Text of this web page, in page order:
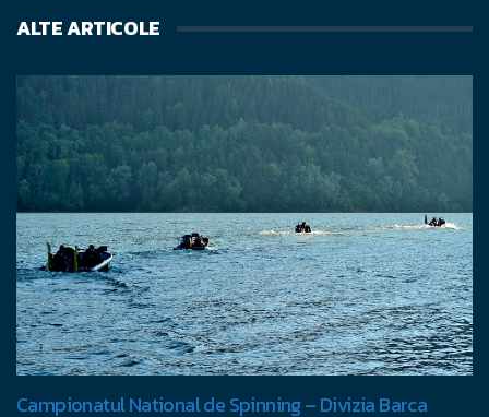
ALTE ARTICOLE
Campionatul National de Spinning – Divizia Barca